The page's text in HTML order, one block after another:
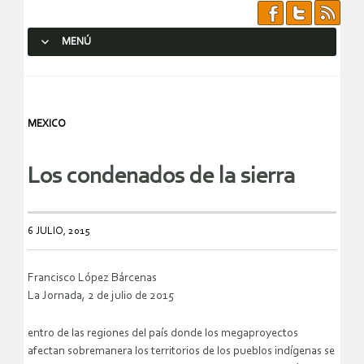
MENÚ
MEXICO
Los condenados de la sierra
6 JULIO, 2015
Francisco López Bárcenas
La Jornada, 2 de julio de 2015
entro de las regiones del país donde los megaproyectos
afectan sobremanera los territorios de los pueblos indígenas se